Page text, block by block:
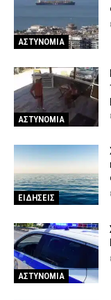
παρκαδόρο – Πήρε τη
ΑΣΤΥΝΟΜΙΑ 7
προκάλεσε
ΕΙΔΗΣΕΙΣ 7 Αυγούστου
Πανικός σε
μαχαίρι και
ΔΙΕΘΝΗ 7 Αυγούστου
Παλαιό Φάληρο:
Εκκενώνεται
ΕΙΔΗΣΕΙΣ 7 Αυγούστου
ΑΣΤΥΝΟΜΙΑ
ΑΣΤΥΝΟΜΙΑ
ΕΙΔΗΣΕΙΣ
ΑΣΤΥΝΟΜΙΑ